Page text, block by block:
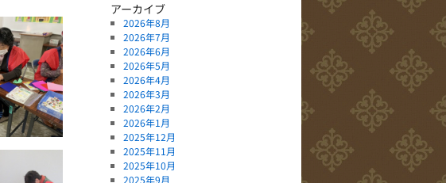
アーカイブ
2026年8月
2026年7月
2026年6月
2026年5月
2026年4月
2026年3月
2026年2月
2026年1月
2025年12月
2025年11月
2025年10月
2025年9月